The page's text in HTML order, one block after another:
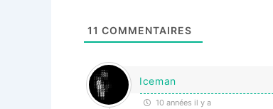
11 COMMENTAIRES
Iceman
10 années il y a